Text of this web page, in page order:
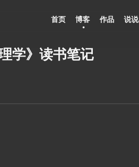
首页 博客 作品 说说
学》读书笔记